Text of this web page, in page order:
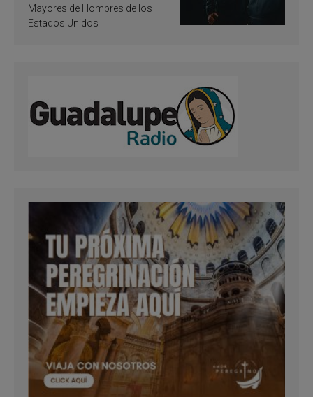
Mayores de Hombres de los
Estados Unidos